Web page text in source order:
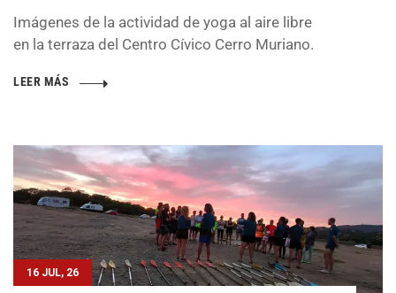
Imágenes de la actividad de yoga al aire libre
en la terraza del Centro Cívico Cerro Muriano.
LEER MÁS
16 JUL, 26